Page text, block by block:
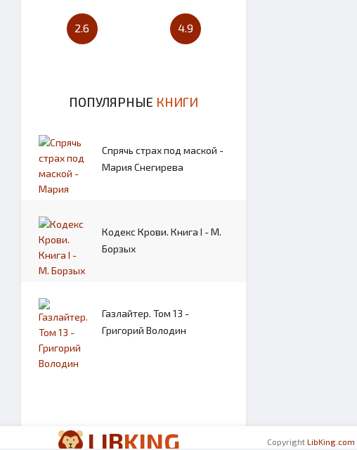
2.6 4.9
ПОПУЛЯРНЫЕ КНИГИ
Спрячь страх под маской -
Мария Снегирева
Кодекс Крови. Книга I - М.
Борзых
Газлайтер. Том 13 -
Григорий Володин
LIBKING Copyright LibKing.com